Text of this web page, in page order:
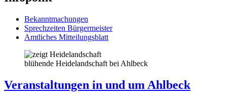
Bekanntmachungen
Sprechzeiten Bürgermeister
Amtliches Mitteilungsblatt
blühende Heidelandschaft bei Ahlbeck
Veranstaltungen in und um Ahlbeck